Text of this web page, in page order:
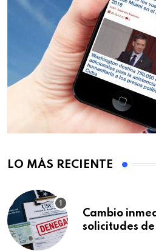
LO MÁS RECIENTE
Cambio
solicitudes